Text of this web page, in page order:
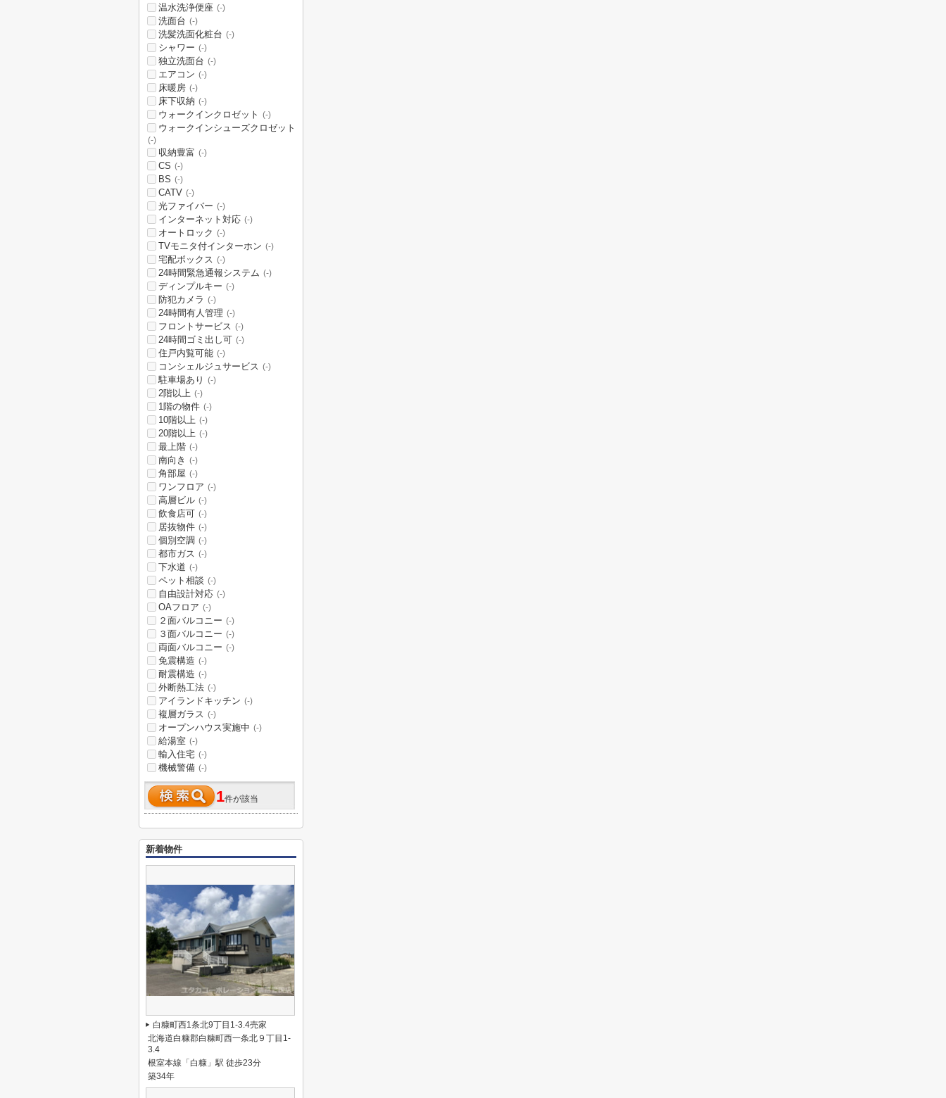
温水洗浄便座 (-)
洗面台 (-)
洗髪洗面化粧台 (-)
シャワー (-)
独立洗面台 (-)
エアコン (-)
床暖房 (-)
床下収納 (-)
ウォークインクロゼット (-)
ウォークインシューズクロゼット
(-)
収納豊富 (-)
CS (-)
BS (-)
CATV (-)
光ファイバー (-)
インターネット対応 (-)
オートロック (-)
TVモニタ付インターホン (-)
宅配ボックス (-)
24時間緊急通報システム (-)
ディンプルキー (-)
防犯カメラ (-)
24時間有人管理 (-)
フロントサービス (-)
24時間ゴミ出し可 (-)
住戸内覧可能 (-)
コンシェルジュサービス (-)
駐車場あり (-)
2階以上 (-)
1階の物件 (-)
10階以上 (-)
20階以上 (-)
最上階 (-)
南向き (-)
角部屋 (-)
ワンフロア (-)
高層ビル (-)
飲食店可 (-)
居抜物件 (-)
個別空調 (-)
都市ガス (-)
下水道 (-)
ペット相談 (-)
自由設計対応 (-)
OAフロア (-)
２面バルコニー (-)
３面バルコニー (-)
両面バルコニー (-)
免震構造 (-)
耐震構造 (-)
外断熱工法 (-)
アイランドキッチン (-)
複層ガラス (-)
オープンハウス実施中 (-)
給湯室 (-)
輸入住宅 (-)
機械警備 (-)
1件が該当
新着物件
白糠町西1条北9丁目1-3.4売家
北海道白糠郡白糠町西一条北９丁目1-
3.4
根室本線「白糠」駅 徒歩23分
築34年